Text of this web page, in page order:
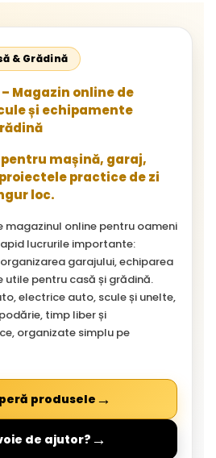
& Grădină
Magazin online de
și echipamente
mașină, garaj,
practice de zi
loc.
magazinul online pentru oameni
lucrurile importante:
garajului, echiparea
utile pentru casă și grădină.
electrice auto, scule și unelte,
timp liber și
organizate simplu pe
produsele →
de ajutor? →